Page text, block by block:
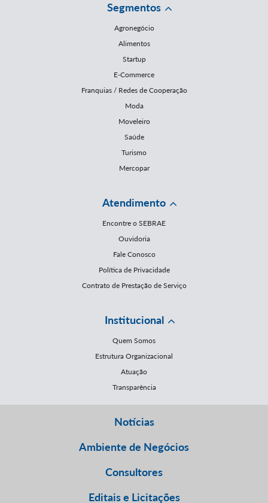
Segmentos
Agronegócio
Alimentos
Startup
E-Commerce
Franquias / Redes de Cooperação
Moda
Moveleiro
Saúde
Turismo
Mercopar
Atendimento
Encontre o SEBRAE
Ouvidoria
Fale Conosco
Política de Privacidade
Contrato de Prestação de Serviço
Institucional
Quem Somos
Estrutura Organizacional
Atuação
Transparência
Notícias
Ambiente de Negócios
Consultores
Editais e Licitações